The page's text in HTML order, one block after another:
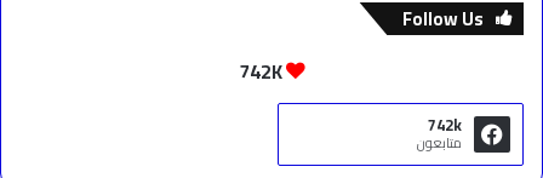
Follow Us
742K
742k
متابعون